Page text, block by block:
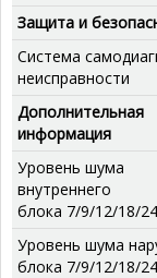
Защита и
Система
неисправности
Дополнительная
информация
Уровень шума
внутреннего
блока 7/9/12/18/24
Уровень шума
блока 7/9/12/18/24